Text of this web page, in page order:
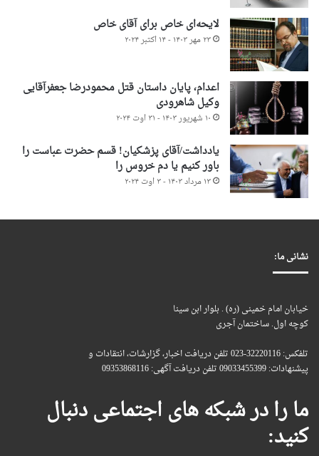
لایحه‌ای خاص برای آقای خاص
۲۳ مهر ۱۴۰۳ - ۱۴ اکتبر ۲۰۲۴
اعدام، پایان داستان قتل محمودرضا جعفرآقایی
وکیل شاهرودی
۱۰ شهریور ۱۴۰۳ - ۳۱ اوت ۲۰۲۴
یادداشت/آقای پزشکیان! قسم حضرت عباست را
باور کنیم یا دم خروس را
۱۳ مرداد ۱۴۰۳ - ۳ اوت ۲۰۲۴
نشانی ما:
خیابان امام خمینی (ره) . بلوار ابن سینا
کوچه اول. ساختمان آجری
تلفکس: 32220116-023 تلفن دریافت اخبار، گزارشات، انتقادات و
پیشنهادات: 09033455399 تلفن دریافت آگهی: 09353868116
ما را در شبکه های اجتماعی دنبال
کنید: